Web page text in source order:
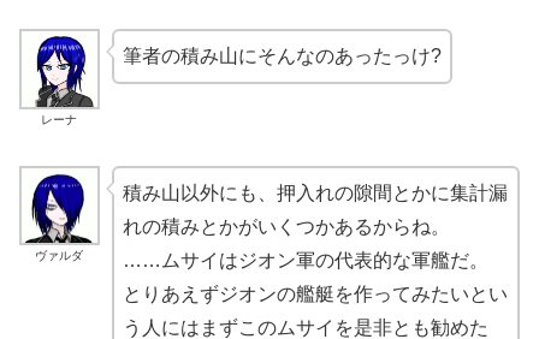
レーナ
筆者の積み山にそんなのあったっけ?
ヴァルダ
積み山以外にも、押入れの隙間とかに集計漏
れの積みとかがいくつかあるからね。
……ムサイはジオン軍の代表的な軍艦だ。
とりあえずジオンの艦艇を作ってみたいとい
う人にはまずこのムサイを是非とも勧めた